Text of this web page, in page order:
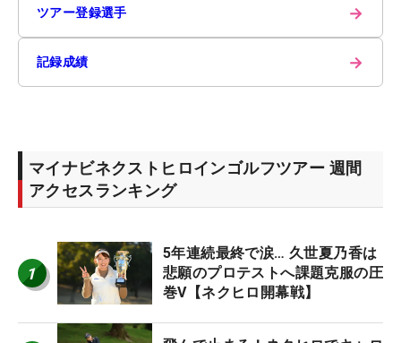
ツアー登録選手 →
記録成績 →
マイナビネクストヒロインゴルフツアー 週間
アクセスランキング
1
5年連続最終で涙… 久世夏乃香は
悲願のプロテストへ課題克服の圧
巻V【ネクヒロ開幕戦】